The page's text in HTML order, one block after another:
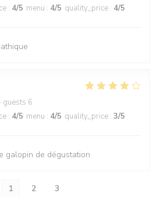
: 4/5 menu : 4/5 quality_price : 4/5
guests 6
: 4/5 menu : 4/5 quality_price : 3/5
galopin de dégustation
1 2 3